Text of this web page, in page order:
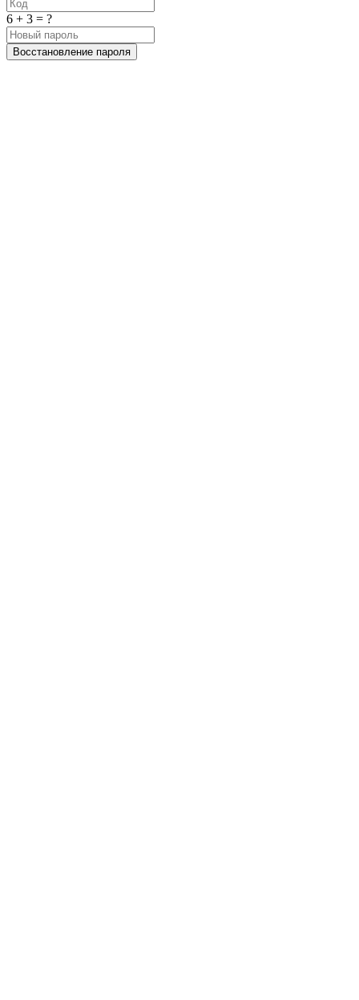
6 + 3 = ?
Восстановление пароля